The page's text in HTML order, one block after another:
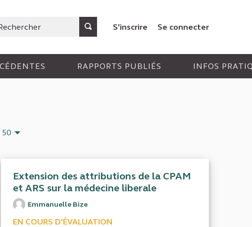
S'inscrire Se connecter
RAPPORTS PUBLIÉS INFOS
50
Extension des attributions de la CPAM
et ARS sur la médecine liberale
Emmanuelle Bize
EN COURS D'ÉVALUATION